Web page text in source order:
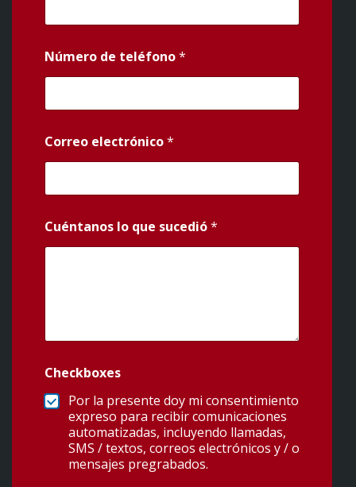
Número de teléfono*
Correo electrónico*
Cuéntanos lo que sucedió*
Checkboxes
Por la presente doy mi consentimiento
expreso para recibir comunicaciones
automatizadas, incluyendo llamadas,
SMS / textos, correos electrónicos y / o
mensajes pregrabados.